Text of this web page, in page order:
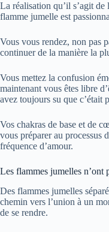
La réalisation qu’il s’agit
flamme jumelle est
Vous vous rendez, non pas
continuer de la manière la
Vous mettez la confusion
maintenant vous êtes libre
avez toujours su que c’était
Vos chakras de base et de
vous préparer au processus
fréquence d’amour.
Les flammes jumelles n’ont
Des flammes jumelles
chemin vers l’union à un
de se rendre.